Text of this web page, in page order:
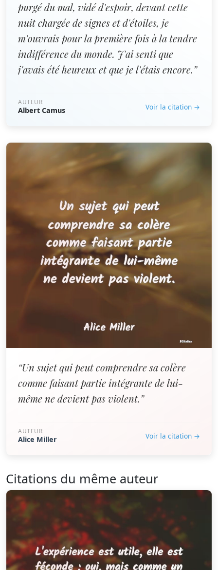
purgé du mal, vidé d'espoir, devant cette
nuit chargée de signes et d'étoiles, je
m'ouvrais pour la première fois à la tendre
indifférence du monde. J'ai senti que
j'avais été heureux et que je l'étais encore.”
AUTEUR
Albert Camus Voir la citation →
“Un sujet qui peut comprendre sa colère
comme faisant partie intégrante de lui-
même ne devient pas violent.”
AUTEUR
Alice Miller Voir la citation →
Citations du même auteur